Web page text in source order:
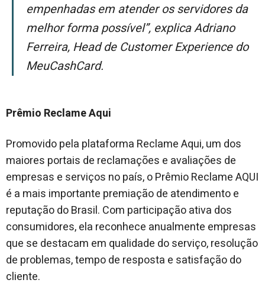
empenhadas em atender os servidores da
melhor forma possível”, explica Adriano
Ferreira, Head de Customer Experience do
MeuCashCard.
Prêmio Reclame Aqui
Promovido pela plataforma Reclame Aqui, um dos
maiores portais de reclamações e avaliações de
empresas e serviços no país, o Prêmio Reclame AQUI
é a mais importante premiação de atendimento e
reputação do Brasil. Com participação ativa dos
consumidores, ela reconhece anualmente empresas
que se destacam em qualidade do serviço, resolução
de problemas, tempo de resposta e satisfação do
cliente.